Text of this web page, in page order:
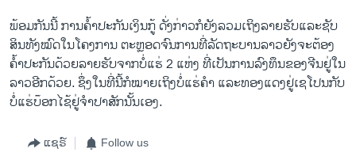
ພ້ອມ​ກັນ​ນີ້ ການ​ຄໍ້າປະກັນ​ເງິນ​ກູ້ ດັ່ງກ່າວ​ກໍ​ຍັງ​ລວມ​ເຖິງ​ລາຍ​ຮັບ​ແລະ​ຊັບ​
ສິນ​ທັງ​ໝົດ​ໃນ​ໂຄງການ ຕະຫຼອດ​ຈົນ​ການທີ່​ລັດຖະບານ​ລາວ​ຍັງ​ຈະ​ຕ້ອງ​
ຄໍ້າປະກັນ​ດ້ວຍ​ລາຍ​ຮັບ​ຈາກ​ບໍ່​ແຮ່ 2 ​ແຫ່ງ ທີ່​ເປັນ​ການ​ລົງ​ທຶນ​ຂອງ​ຈີນ​ຢູ່​ໃນ​
ລາວ​ອີກ​ດ້ວຍ. ​ຊຶ່ງໃນ​ທີ່​ນີ້​ກໍ​ໝາຍ​ເຖິງ​ບໍ່​ແຮ່​ຄໍາ​ ແລະທອງ​ແດງ​ຢູ່​ເຊ​ໂປ​ນກັບ​
ບໍ່​ແຮ່​ບ໊ອກ​ໄຊ້ຢູ່​ຈໍາປາ​ສັກ​ນັ້ນ​ເອງ.
ແຊຣ໌ Follow us